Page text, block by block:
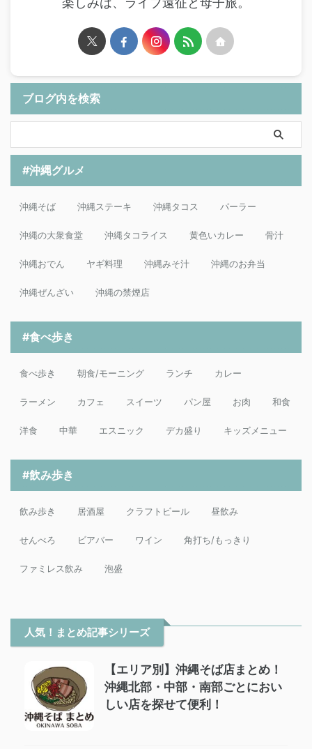
ブログ内を検索
#沖縄グルメ
沖縄そば 沖縄ステーキ 沖縄タコス パーラー
沖縄の大衆食堂 沖縄タコライス 黄色いカレー 骨汁
沖縄おでん ヤギ料理 沖縄みそ汁 沖縄のお弁当
沖縄ぜんざい 沖縄の禁煙店
#食べ歩き
食べ歩き 朝食/モーニング ランチ カレー
ラーメン カフェ スイーツ パン屋 お肉 和食
洋食 中華 エスニック デカ盛り キッズメニュー
#飲み歩き
飲み歩き 居酒屋 クラフトビール 昼飲み
せんべろ ビアバー ワイン 角打ち/もっきり
ファミレス飲み 泡盛
人気！まとめ記事シリーズ
【エリア別】沖縄そば店まとめ！
沖縄北部・中部・南部ごとにおい
しい店を探せて便利！